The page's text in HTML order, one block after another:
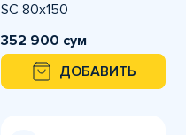
SC 80x150
352 900 сум
ДОБАВИТЬ